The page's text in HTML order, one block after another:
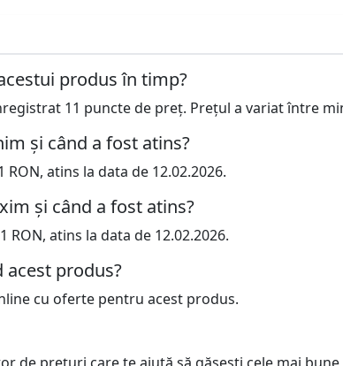
produs în timp?
11 puncte de preț. Prețul a variat între
și când a fost atins?
atins la data de 12.02.2026.
și când a fost atins?
RON, atins la data de 12.02.2026.
acest produs?
cu oferte pentru acest produs.